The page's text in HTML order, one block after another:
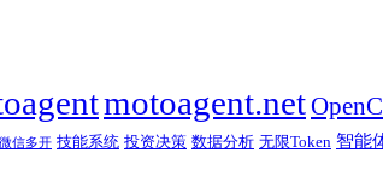
motoagent.net
微信多开 技能系统 投资决策 数据分析 无限Token 智能